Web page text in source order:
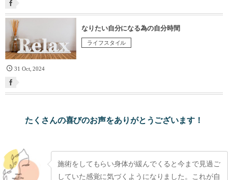
なりたい自分になる為の自分時間
ライフスタイル
31 Oct,2024
たくさんの喜びのお声をありがとうございます！
施術をしてもらい身体が緩んでくると今まで見過ご
していた感覚に気づくようになりました。これが自